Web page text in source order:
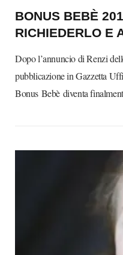
BONUS BEBÈ
RICHIEDERLO E
Dopo l’annuncio di Renzi
pubblicazione in Gazzetta
Bonus Bebè diventa